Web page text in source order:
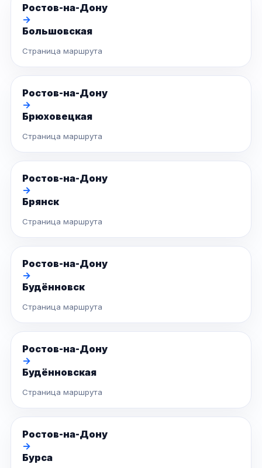
Ростов-на-Дону
→
Большовская
Страница маршрута
Ростов-на-Дону
→
Брюховецкая
Страница маршрута
Ростов-на-Дону
→
Брянск
Страница маршрута
Ростов-на-Дону
→
Будённовск
Страница маршрута
Ростов-на-Дону
→
Будённовская
Страница маршрута
Ростов-на-Дону
→
Бурса